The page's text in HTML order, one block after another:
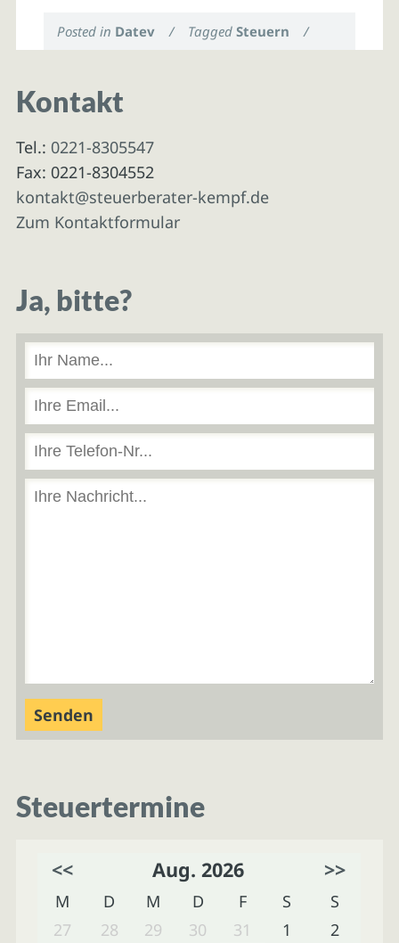
Posted in Datev / TaggedSteuern /
Kontakt
Tel.: 0221-8305547
Fax: 0221-8304552
kontakt@steuerberater-kempf.de
Zum Kontaktformular
Ja, bitte?
Steuertermine
<< Aug. 2026 >>
M D M D F S
S
27
28 29 30 31 1
2